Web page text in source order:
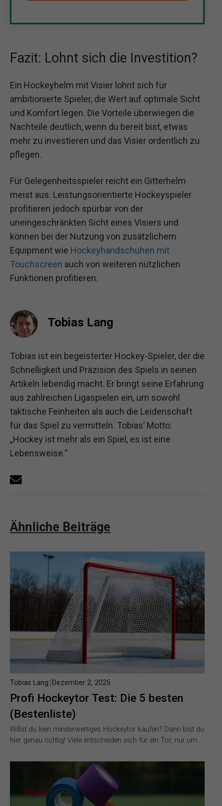
Fazit: Lohnt sich die Investition?
Ein Hockeyhelm mit Visier lohnt sich für
ambitionierte Spieler, die Wert auf optimale Sicht
und Komfort legen. Die Vorteile überwiegen die
Nachteile deutlich, wenn du bereit bist, etwas
mehr zu investieren und das Visier ordentlich zu
pflegen.
Für Gelegenheitsspieler reicht ein Gitterhelm
meist aus. Leistungsorientierte Hockeyspieler
profitieren jedoch spürbar von der
uneingeschränkten Sicht eines Visiers und
können bei der Nutzung von zusätzlichem
Equipment wie Hockeyhandschuhen mit
Touchscreen auch von weiteren nützlichen
Funktionen profitieren.
Tobias Lang
Tobias ist ein begeisterter Hockey-Spieler, der die
Schnelligkeit und Präzision des Spiels in seinen
Artikeln lebendig macht. Er bringt seine Erfahrung
aus zahlreichen Ligaspielen ein, um sowohl
taktische Feinheiten als auch die Leidenschaft
für das Spiel zu vermitteln. Tobias’ Motto:
„Hockey ist mehr als ein Spiel, es ist eine
Lebensweise.“
Ähnliche Beiträge
Profi Hockeytor Test: Die 5 besten
(Bestenliste)
Tobias Lang Dezember 2, 2025
Willst du kein minderwertiges Hockeytor kaufen? Dann bist du
hier genau richtig! Viele entscheiden sich für ein Tor, nur um…